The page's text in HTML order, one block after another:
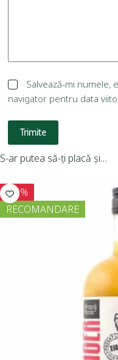
Salvează-mi numele,
navigator pentru data
Trimite
S-ar putea să-ți placă și…
-15%
RECOMANDARE